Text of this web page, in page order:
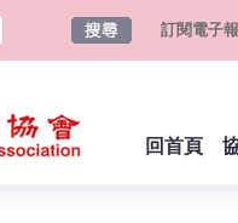
訂閱電子報
回首頁